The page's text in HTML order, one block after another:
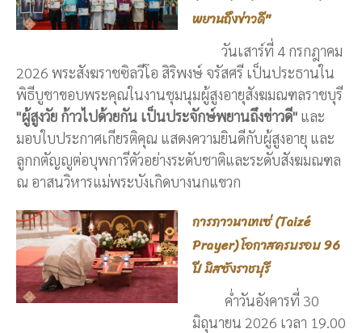
พยานถึงข่าวดี"
วันเสาร์ที่ 4 กรกฎาคม
2026 พระสังฆราชซิลวีโอ สิริพงษ์ จรัสศรี เป็นประธานใน
พิธีบูชาขอบพระคุณในงานชุมนุมผู้สูงอายุสังฆมณฑลราชบุรี
"ผู้สูงวัย ก้าวไปด้วยกัน เป็นประจักษ์พยานถึงข่าวดี" และ
มอบใบประกาศเกียรติคุณ แสดงความยินดีกับผู้สูงอายุ และ
ลูกกตัญญูต่อบุพการีตัวอย่างระดับชาติและระดับสังฆมณฑล
ณ อาสนวิหารแม่พระบังเกิดบางนกแขวก
การภาวนาเทเซ่ (Taizé
Prayer) โอกาสครบรอบ 96
ปี มิสซังราชบุรี
ค่ำวันอังคารที่ 30
มิถุนายน 2026 เวลา 19.00